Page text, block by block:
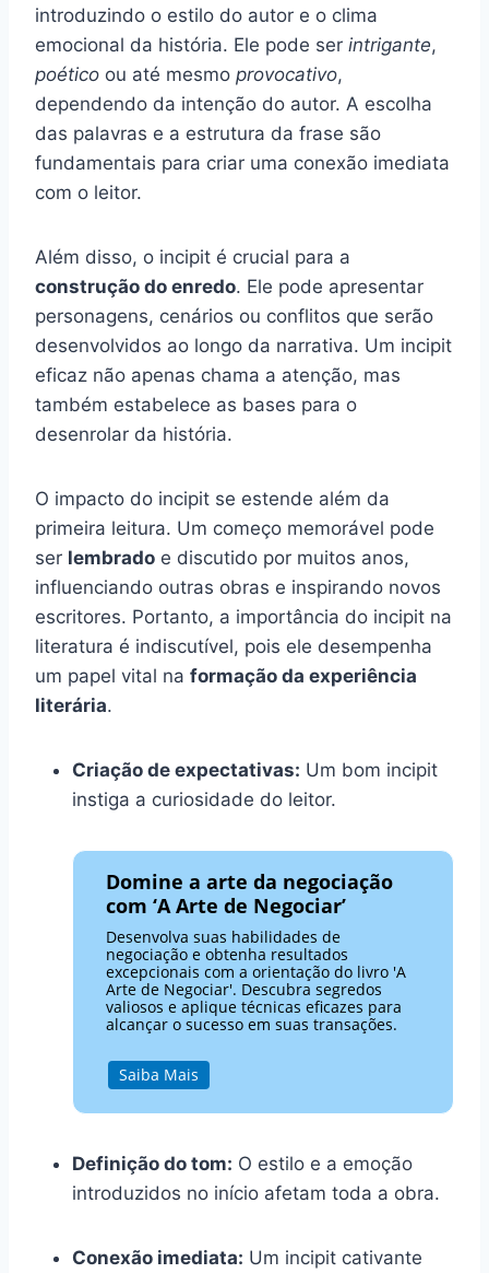
introduzindo o estilo do autor e o clima
emocional da história. Ele pode ser intrigante,
poético ou até mesmo provocativo,
dependendo da intenção do autor. A escolha
das palavras e a estrutura da frase são
fundamentais para criar uma conexão imediata
com o leitor.
Além disso, o incipit é crucial para a
construção do enredo. Ele pode apresentar
personagens, cenários ou conflitos que serão
desenvolvidos ao longo da narrativa. Um incipit
eficaz não apenas chama a atenção, mas
também estabelece as bases para o
desenrolar da história.
O impacto do incipit se estende além da
primeira leitura. Um começo memorável pode
ser lembrado e discutido por muitos anos,
influenciando outras obras e inspirando novos
escritores. Portanto, a importância do incipit na
literatura é indiscutível, pois ele desempenha
um papel vital na formação da experiência
literária.
Criação de expectativas: Um bom incipit
instiga a curiosidade do leitor.
Domine a arte da negociação
com ‘A Arte de Negociar’
Desenvolva suas habilidades de
negociação e obtenha resultados
excepcionais com a orientação do livro 'A
Arte de Negociar'. Descubra segredos
valiosos e aplique técnicas eficazes para
alcançar o sucesso em suas transações.
Saiba Mais
Definição do tom: O estilo e a emoção
introduzidos no início afetam toda a obra.
Conexão imediata: Um incipit cativante